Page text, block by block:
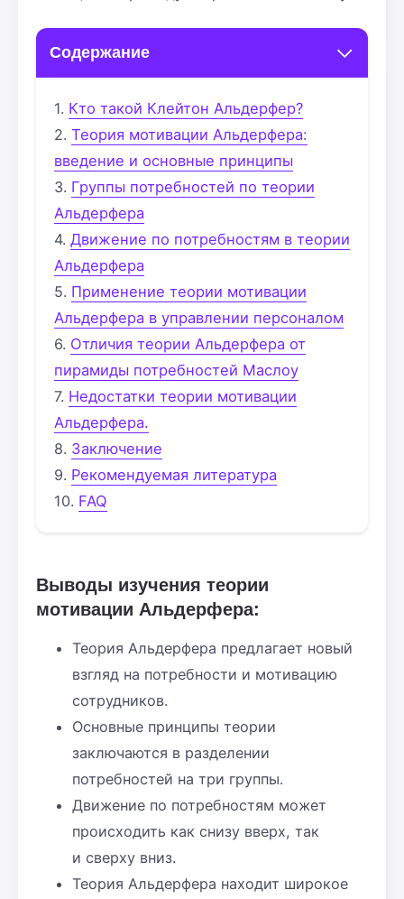
Содержание
Кто такой Клейтон Альдерфер?
Теория мотивации Альдерфера:
введение и основные принципы
Группы потребностей по теории
Альдерфера
Движение по потребностям в теории
Альдерфера
Применение теории мотивации
Альдерфера в управлении персоналом
Отличия теории Альдерфера от
пирамиды потребностей Маслоу
Недостатки теории мотивации
Альдерфера.
Заключение
Рекомендуемая литература
FAQ
Выводы изучения теории
мотивации Альдерфера:
Теория Альдерфера предлагает новый
взгляд на потребности и мотивацию
сотрудников.
Основные принципы теории
заключаются в разделении
потребностей на три группы.
Движение по потребностям может
происходить как снизу вверх, так
и сверху вниз.
Теория Альдерфера находит широкое